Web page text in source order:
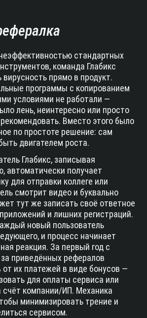
стандартных
команда Глабикс
прямо в продукт.
программы с копированием
условиями не работали —
лень, неинтересно или просто
Вместо этого было
по простоте решение: сам
двигателем роста.
Глабикс, записывая
автоматически получает
для отправки коллеге или
смотрит видео и буквально
тут же записать своё ответное
и лишних регистраций.
новый пользователь
и процесс начинает
реакция. За первый год с
приведённых рефералов
от их платежей в виде бонусов —
для оплаты сервиса или
компании/ИП. Механика
минимизировать трение и
сервисом.